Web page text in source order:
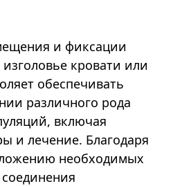
и фиксации
кровати или
обеспечивать
различного рода
включая
и лечение. Благодаря
необходимых